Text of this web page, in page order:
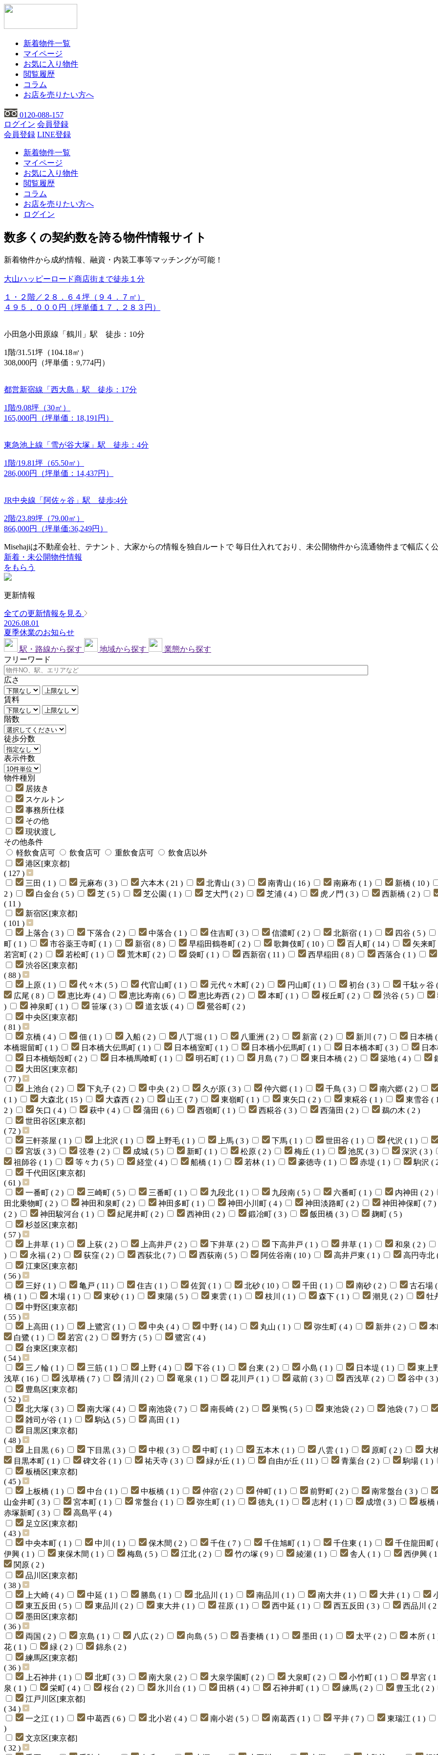
新着物件一覧
マイページ
お気に入り物件
閲覧履歴
コラム
お店を売りたい方へ
0120-088-157
ログイン 会員登録
会員登録 LINE登録
新着物件一覧
マイページ
お気に入り物件
閲覧履歴
コラム
お店を売りたい方へ
ログイン
数多くの契約数を誇る物件情報サイト
新着物件から成約情報、融資・内装工事等マッチングが可能！
大山ハッピーロード商店街まで徒歩１分
１・２階／２８．６４坪（９４．７㎡）
４９５，０００円（坪単価１７，２８３円）
小田急小田原線「鶴川」駅 徒歩：10分
1階/31.51坪（104.18㎡）
308,000円（坪単価：9,774円）
都営新宿線「西大島」駅 徒歩：17分
1階/9.08坪（30㎡）
165,000円（坪単価：18,191円）
東急池上線「雪が谷大塚」駅 徒歩：4分
1階/19.81坪（65.50㎡）
286,000円（坪単価：14,437円）
JR中央線「阿佐ヶ谷」駅 徒歩:4分
2階/23.89坪（79.00㎡）
866,000円（坪単価:36,249円）
Misehajiは不動産会社、テナント、大家からの情報を独自ルートで 毎日仕入れており、未公開物件から流通物件まで幅広く
新着・未公開物件情報
をもらう
更新情報
全ての更新情報を見る
2026.08.01
夏季休業のお知らせ
駅・路線から探す
地域から探す
業態から探す
フリーワード
広さ
賃料
階数
徒歩分数
表示件数
物件種別
居抜き
スケルトン
事務所仕様
その他
現状渡し
その他条件
軽飲食店可
飲食店可 重飲食店可
飲食店以外
港区[東京都]
( 127 )
三田 ( 1 )
元麻布 ( 3 ) 六本木 ( 21 ) 北青山 ( 3 ) 南青山 ( 16 ) 南麻布 ( 1 ) 新橋 ( 10 )
2 )
白金台 ( 5 ) 芝 ( 5 ) 芝公園 ( 1 ) 芝大門 ( 2 ) 芝浦 ( 4 ) 虎ノ門 ( 3 ) 西新橋 ( 2 )
( 11 )
新宿区[東京都]
( 101 )
上落合 ( 3 )
下落合 ( 2 ) 中落合 ( 1 ) 住吉町 ( 3 ) 信濃町 ( 2 ) 北新宿 ( 1 ) 四谷 ( 5 )
町 ( 1 )
市谷薬王寺町 ( 1 ) 新宿 ( 8 ) 早稲田鶴巻町 ( 2 ) 歌舞伎町 ( 10 ) 百人町 ( 14 ) 矢来町
若宮町 ( 2 )
若松町 ( 1 ) 荒木町 ( 2 ) 袋町 ( 1 ) 西新宿 ( 11 ) 西早稲田 ( 8 ) 西落合 ( 1 )
渋谷区[東京都]
( 88 )
上原 ( 1 )
代々木 ( 5 ) 代官山町 ( 1 ) 元代々木町 ( 2 ) 円山町 ( 1 ) 初台 ( 3 ) 千駄ヶ谷
広尾 ( 8 )
恵比寿 ( 4 ) 恵比寿南 ( 6 ) 恵比寿西 ( 2 ) 本町 ( 1 ) 桜丘町 ( 2 ) 渋谷 ( 5 )
)
神泉町 ( 1 ) 笹塚 ( 3 ) 道玄坂 ( 4 )
鶯谷町 ( 2 )
中央区[東京都]
( 81 )
京橋 ( 4 )
佃 ( 1 ) 入船 ( 2 ) 八丁堀 ( 1 ) 八重洲 ( 2 ) 新富 ( 2 ) 新川 ( 7 ) 日本橋
本橋堀留町 ( 1 )
日本橋大伝馬町 ( 1 ) 日本橋室町 ( 1 ) 日本橋小伝馬町 ( 1 ) 日本橋本町 ( 3 ) 日
日本橋蛎殻町 ( 2 )
日本橋馬喰町 ( 1 ) 明石町 ( 1 ) 月島 ( 7 ) 東日本橋 ( 2 ) 築地 ( 4 )
大田区[東京都]
( 77 )
上池台 ( 2 )
下丸子 ( 2 ) 中央 ( 2 ) 久が原 ( 3 ) 仲六郷 ( 1 ) 千鳥 ( 3 ) 南六郷 ( 2 )
( 1 )
大森北 ( 15 ) 大森西 ( 2 ) 山王 ( 7 ) 東嶺町 ( 1 ) 東矢口 ( 2 ) 東糀谷 ( 1 ) 東雪谷 (
2 )
矢口 ( 4 ) 萩中 ( 4 ) 蒲田 ( 6 ) 西嶺町 ( 1 ) 西糀谷 ( 3 ) 西蒲田 ( 2 )
鵜の木 ( 2 )
世田谷区[東京都]
( 72 )
三軒茶屋 ( 1 )
上北沢 ( 1 ) 上野毛 ( 1 ) 上馬 ( 3 ) 下馬 ( 1 ) 世田谷 ( 1 ) 代沢 ( 1 )
宮坂 ( 3 )
弦巻 ( 2 ) 成城 ( 5 ) 新町 ( 1 ) 松原 ( 2 ) 梅丘 ( 1 ) 池尻 ( 3 ) 深沢 ( 3 )
祖師谷 ( 1 )
等々力 ( 5 ) 経堂 ( 4 ) 船橋 ( 1 ) 若林 ( 1 ) 豪徳寺 ( 1 ) 赤堤 ( 1 )
駒沢 (
千代田区[東京都]
( 61 )
一番町 ( 2 )
三崎町 ( 5 ) 三番町 ( 1 ) 九段北 ( 1 ) 九段南 ( 5 ) 六番町 ( 1 ) 内神田 ( 2 )
田北乗物町 ( 2 )
神田和泉町 ( 2 ) 神田多町 ( 1 ) 神田小川町 ( 4 ) 神田淡路町 ( 2 ) 神田神保町 ( 7 )
( 2 )
神田駿河台 ( 1 ) 紀尾井町 ( 2 ) 西神田 ( 2 ) 鍛冶町 ( 3 ) 飯田橋 ( 3 )
麹町 ( 5 )
杉並区[東京都]
( 57 )
上井草 ( 1 )
上荻 ( 2 ) 上高井戸 ( 2 ) 下井草 ( 2 ) 下高井戸 ( 1 ) 井草 ( 1 ) 和泉 ( 2 )
)
永福 ( 2 ) 荻窪 ( 2 ) 西荻北 ( 7 ) 西荻南 ( 5 ) 阿佐谷南 ( 10 ) 高井戸東 ( 1 ) 高円寺北
江東区[東京都]
( 56 )
三好 ( 1 )
亀戸 ( 11 ) 住吉 ( 1 ) 佐賀 ( 1 ) 北砂 ( 10 ) 千田 ( 1 ) 南砂 ( 2 ) 古石場
橋 ( 1 )
木場 ( 1 ) 東砂 ( 1 ) 東陽 ( 5 ) 東雲 ( 1 ) 枝川 ( 1 ) 森下 ( 1 ) 潮見 ( 2 ) 牡
中野区[東京都]
( 55 )
上高田 ( 1 )
上鷺宮 ( 1 ) 中央 ( 4 ) 中野 ( 14 ) 丸山 ( 1 ) 弥生町 ( 4 ) 新井 ( 2 )
白鷺 ( 1 )
若宮 ( 2 ) 野方 ( 5 )
鷺宮 ( 4 )
台東区[東京都]
( 54 )
三ノ輪 ( 1 )
三筋 ( 1 ) 上野 ( 4 ) 下谷 ( 1 ) 台東 ( 2 ) 小島 ( 1 ) 日本堤 ( 1 ) 東上
浅草 ( 16 )
浅草橋 ( 7 ) 清川 ( 2 ) 竜泉 ( 1 ) 花川戸 ( 1 ) 蔵前 ( 3 ) 西浅草 ( 2 ) 谷中 ( 3 )
豊島区[東京都]
( 52 )
北大塚 ( 3 )
南大塚 ( 4 ) 南池袋 ( 7 ) 南長崎 ( 2 ) 巣鴨 ( 5 ) 東池袋 ( 2 ) 池袋 ( 7 )
雑司が谷 ( 1 )
駒込 ( 5 )
高田 ( 1 )
目黒区[東京都]
( 48 )
上目黒 ( 6 )
下目黒 ( 3 ) 中根 ( 3 ) 中町 ( 1 ) 五本木 ( 1 ) 八雲 ( 1 ) 原町 ( 2 ) 大
目黒本町 ( 1 )
碑文谷 ( 1 ) 祐天寺 ( 3 ) 緑が丘 ( 1 ) 自由が丘 ( 11 ) 青葉台 ( 2 ) 駒場 ( 1 )
板橋区[東京都]
( 45 )
上板橋 ( 1 )
中台 ( 1 ) 中板橋 ( 1 ) 仲宿 ( 2 ) 仲町 ( 1 ) 前野町 ( 2 ) 南常盤台 ( 3 )
山金井町 ( 3 )
宮本町 ( 1 ) 常盤台 ( 1 ) 弥生町 ( 1 ) 徳丸 ( 1 ) 志村 ( 1 ) 成増 ( 3 ) 板橋
赤塚新町 ( 3 )
高島平 ( 4 )
足立区[東京都]
( 43 )
中央本町 ( 1 )
中川 ( 1 ) 保木間 ( 2 ) 千住 ( 7 ) 千住旭町 ( 1 ) 千住東 ( 1 ) 千住龍田町
伊興 ( 1 )
東保木間 ( 1 ) 梅島 ( 5 ) 江北 ( 2 ) 竹の塚 ( 9 ) 綾瀬 ( 1 ) 舎人 ( 1 ) 西伊興 (
関原 ( 2 )
品川区[東京都]
( 38 )
上大崎 ( 4 )
中延 ( 1 ) 勝島 ( 1 ) 北品川 ( 1 ) 南品川 ( 1 ) 南大井 ( 1 ) 大井 ( 1 )
東五反田 ( 5 )
東品川 ( 2 ) 東大井 ( 1 ) 荏原 ( 1 ) 西中延 ( 1 ) 西五反田 ( 3 )
西品川 ( 2
墨田区[東京都]
( 36 )
両国 ( 2 )
京島 ( 1 ) 八広 ( 2 ) 向島 ( 5 ) 吾妻橋 ( 1 ) 墨田 ( 1 ) 太平 ( 2 ) 本所 ( 1
花 ( 1 )
緑 ( 2 )
錦糸 ( 2 )
練馬区[東京都]
( 36 )
上石神井 ( 1 )
北町 ( 3 ) 南大泉 ( 2 ) 大泉学園町 ( 2 ) 大泉町 ( 2 ) 小竹町 ( 1 ) 早宮 ( 1
泉 ( 1 )
栄町 ( 4 ) 桜台 ( 2 ) 氷川台 ( 1 ) 田柄 ( 4 ) 石神井町 ( 1 ) 練馬 ( 2 ) 豊玉北 ( 2 )
江戸川区[東京都]
( 34 )
一之江 ( 1 )
中葛西 ( 6 ) 北小岩 ( 4 ) 南小岩 ( 5 ) 南葛西 ( 1 ) 平井 ( 7 ) 東瑞江 ( 1 )
)
文京区[東京都]
( 32 )